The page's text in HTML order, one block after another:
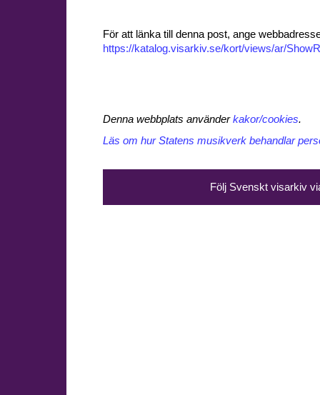
För att länka till denna post, ange
https://katalog.visarkiv.se/kort/views/ar/
Denna webbplats använderkakor/cookies.
Läs om hur Statens musikverk behandlar
Följ Svenskt visarkiv